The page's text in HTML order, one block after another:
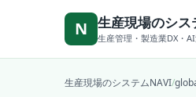
N 生産現場のシ
生産管理・製造業DX・
生産現場のシステムNAVI/